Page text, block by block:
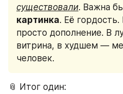
существовали. Важна
картинка. Её
просто дополнение. В
витрина, в худшем —
человек.
📎 Итог один: